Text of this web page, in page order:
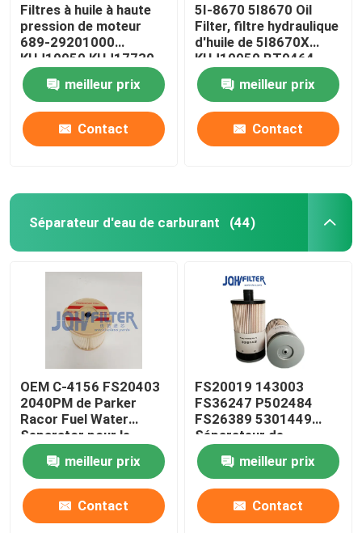
Filtres à huile à haute
pression de moteur
689-29201000
KHJ10950 KHJ17730
pour Sumitomo
meilleur prix
Contact
5I-8670 5I8670 Oil
Filter, filtre hydraulique
d'huile de 5I8670X
KHJ10950 BT9464
HF35519
meilleur prix
Contact
Séparateur d'eau de carburant (44)
OEM C-4156 FS20403
2040PM de Parker
Racor Fuel Water
Separator pour le
moteur
meilleur prix
Contact
FS20019 143003
FS36247 P502484
FS26389 5301449
Séparateur de
carburant Filtre de
séparateur de
carburant
meilleur prix
Contact